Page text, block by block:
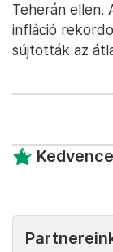
Teherán ellen.
infláció
sújtották az